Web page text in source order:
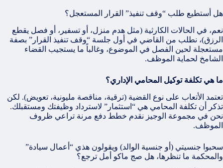
هل أستطيع طلب “وقف تنفيذ” القرار المستعجل؟
نعم، في الحالات الكارثية (مثل هدم منزل، أو تسفير، أو فصل يقطع
الرزق)، نطلب من القاضي في أول جلسة “وقف تنفيذ القرار” بصفة
مستعجلة لحين الفصل في الموضوع، وغالباً ما يستجيب القضاء
الشامخ لحماية الموظف.
ما هي تكلفة توكيل المحامي الإداري؟
تعتمد الأتعاب على نوع القضية (ترقية، مناقصة مليونية، تعويض). لكن
تذكر أن تكلفة المحامي هي “استثمار” لاسترداد وظيفتك ومستقبلك.
نحن في مجموعة الوجيز نقدم خطط دفع مرنة تراعي ظروف
الموظف.
سحبوا جنسيتي (أو جنسية الوالد) ويقولون هذي “أعمال سيادة”
والمحكمة ما تنظرها، هل صج ماكو أمل ترجع؟